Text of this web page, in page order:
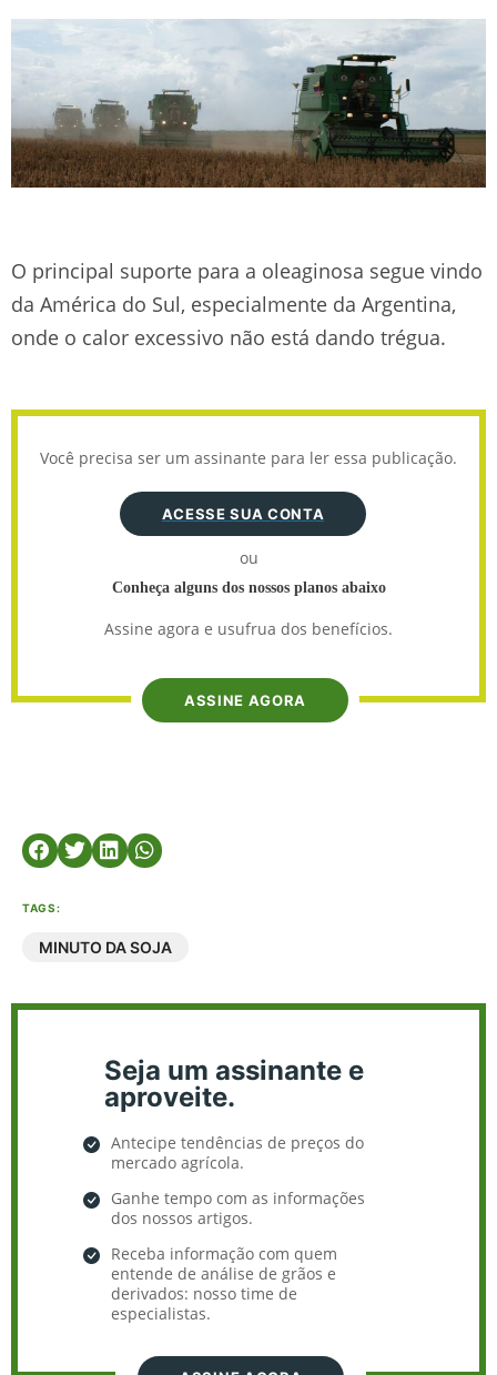
O principal suporte para a oleaginosa segue vindo
da América do Sul, especialmente da Argentina,
onde o calor excessivo não está dando trégua.
Você precisa ser um assinante para ler essa publicação.
ACESSE SUA CONTA
ou
Conheça alguns dos nossos planos abaixo
Assine agora e usufrua dos benefícios.
ASSINE AGORA
TAGS:
MINUTO DA SOJA
Seja um assinante e
aproveite.
Antecipe tendências de preços do
mercado agrícola.
Ganhe tempo com as informações
dos nossos artigos.
Receba informação com quem
entende de análise de grãos e
derivados: nosso time de
especialistas.